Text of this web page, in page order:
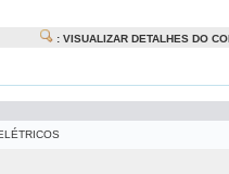
: VISUALIZAR DETALHES DO